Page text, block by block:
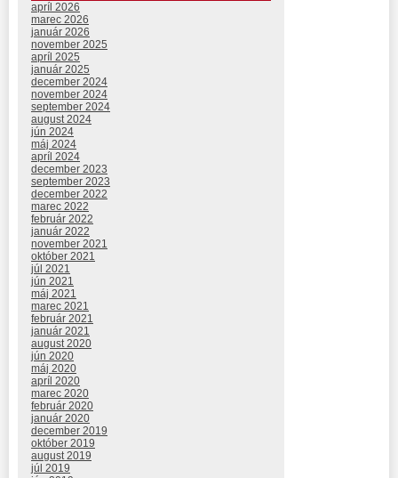
apríl 2026
marec 2026
január 2026
november 2025
apríl 2025
január 2025
december 2024
november 2024
september 2024
august 2024
jún 2024
máj 2024
apríl 2024
december 2023
september 2023
december 2022
marec 2022
február 2022
január 2022
november 2021
október 2021
júl 2021
jún 2021
máj 2021
marec 2021
február 2021
január 2021
august 2020
jún 2020
máj 2020
apríl 2020
marec 2020
február 2020
január 2020
december 2019
október 2019
august 2019
júl 2019